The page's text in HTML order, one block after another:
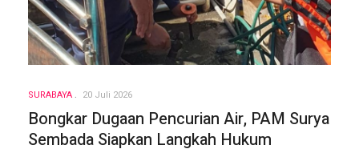
SURABAYA 20 Juli 2026
Bongkar Dugaan Pencurian Air, PAM Surya
Sembada Siapkan Langkah Hukum